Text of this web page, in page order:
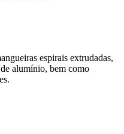
espirais extrudadas,
alumínio, bem como